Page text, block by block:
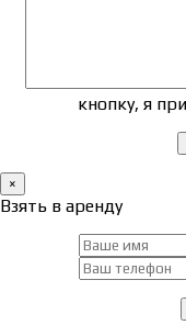
кнопку, я
×
Взять в аренду